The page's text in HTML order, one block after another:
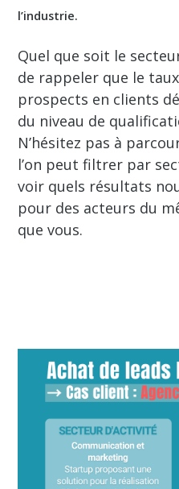
l’industrie.
Quel que soit le
de rappeler que le
prospects en clients
du niveau de
N’hésitez pas à
l’on peut filtrer par
voir quels résultats
pour des acteurs du
que vous.